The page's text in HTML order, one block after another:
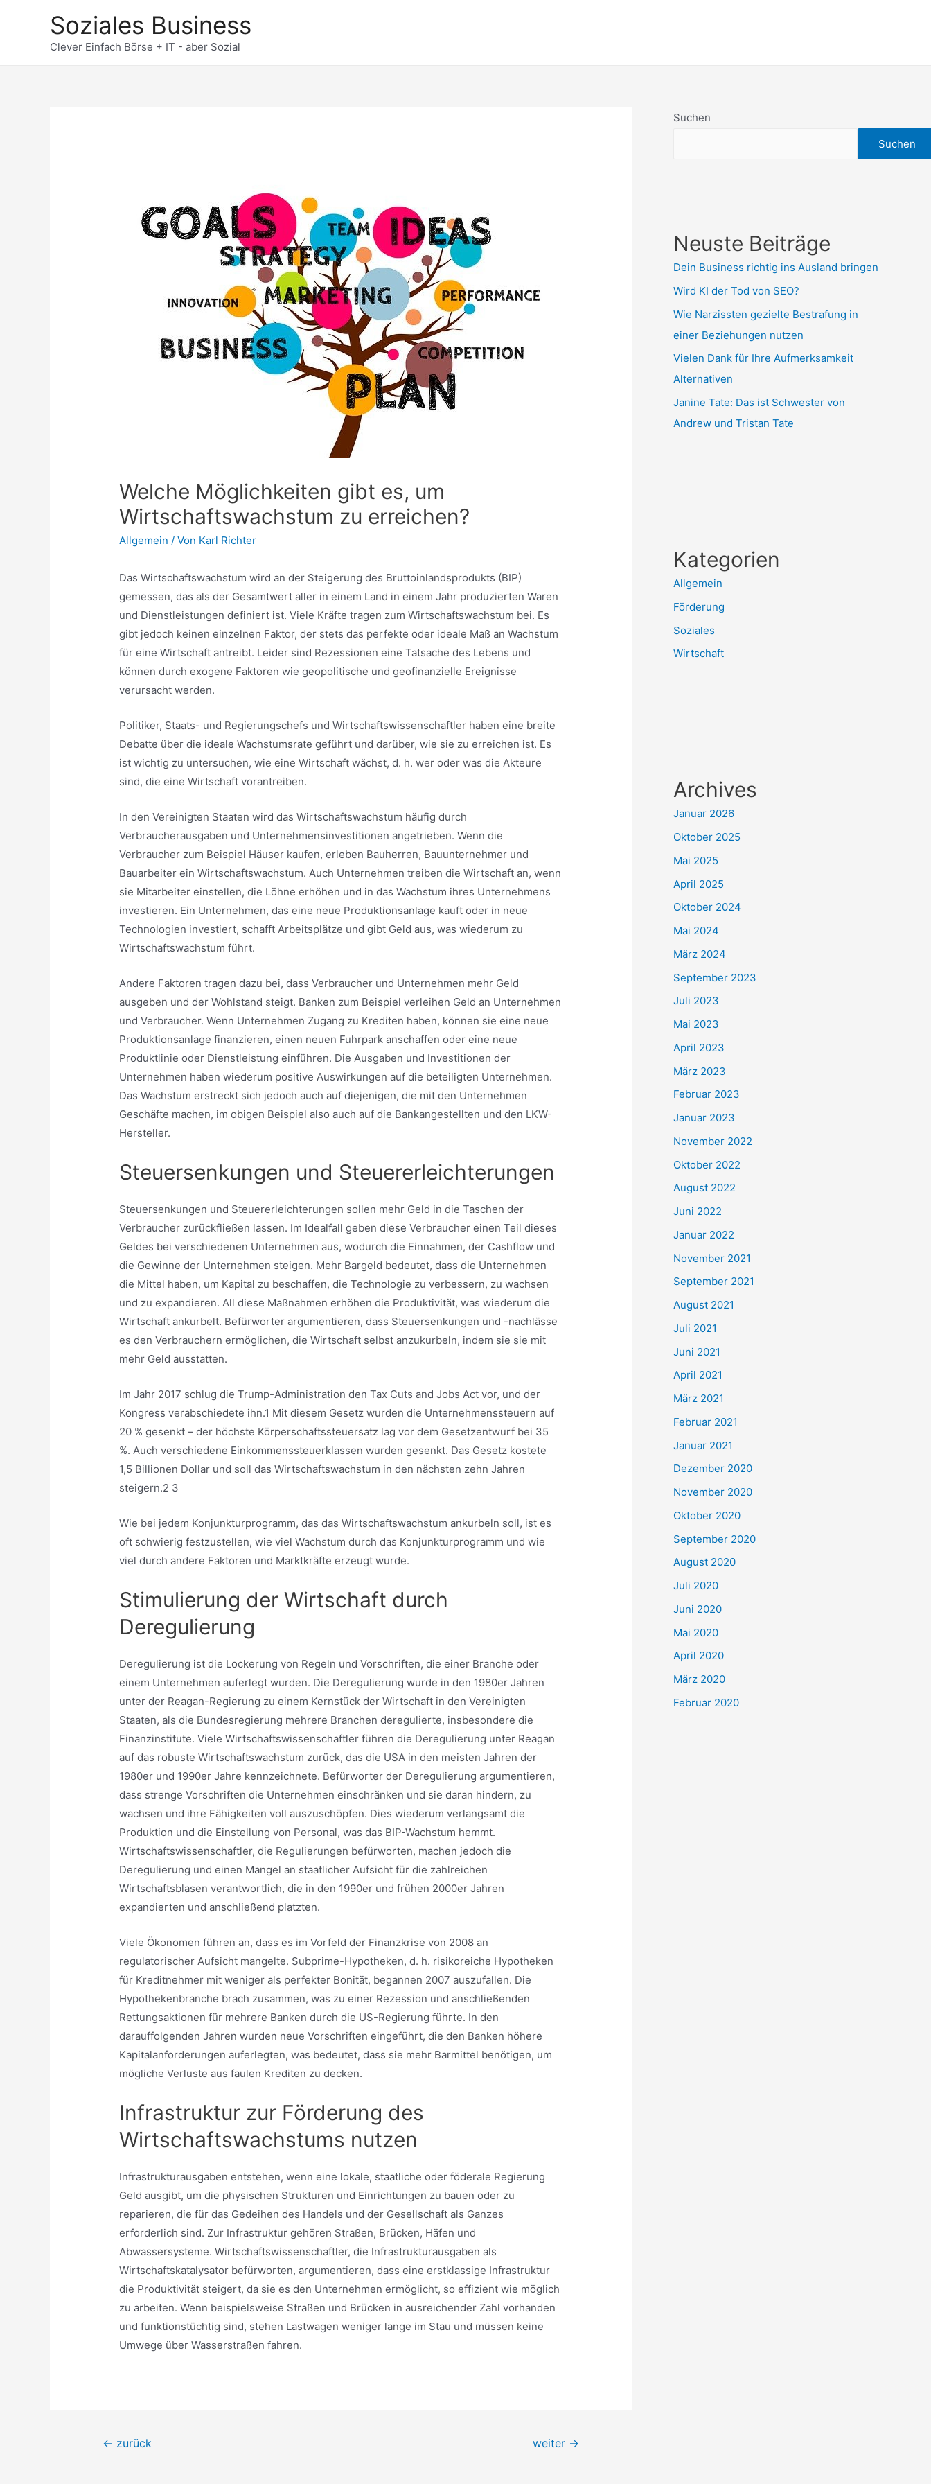
Soziales Business
Clever Einfach Börse + IT - aber Sozial
Welche Möglichkeiten gibt es, um
Wirtschaftswachstum zu erreichen?
Allgemein / Von Karl Richter
Das Wirtschaftswachstum wird an der Steigerung des Bruttoinlandsprodukts (BIP)
gemessen, das als der Gesamtwert aller in einem Land in einem Jahr produzierten Waren
und Dienstleistungen definiert ist. Viele Kräfte tragen zum Wirtschaftswachstum bei. Es
gibt jedoch keinen einzelnen Faktor, der stets das perfekte oder ideale Maß an Wachstum
für eine Wirtschaft antreibt. Leider sind Rezessionen eine Tatsache des Lebens und
können durch exogene Faktoren wie geopolitische und geofinanzielle Ereignisse
verursacht werden.
Politiker, Staats- und Regierungschefs und Wirtschaftswissenschaftler haben eine breite
Debatte über die ideale Wachstumsrate geführt und darüber, wie sie zu erreichen ist. Es
ist wichtig zu untersuchen, wie eine Wirtschaft wächst, d. h. wer oder was die Akteure
sind, die eine Wirtschaft vorantreiben.
In den Vereinigten Staaten wird das Wirtschaftswachstum häufig durch
Verbraucherausgaben und Unternehmensinvestitionen angetrieben. Wenn die
Verbraucher zum Beispiel Häuser kaufen, erleben Bauherren, Bauunternehmer und
Bauarbeiter ein Wirtschaftswachstum. Auch Unternehmen treiben die Wirtschaft an, wenn
sie Mitarbeiter einstellen, die Löhne erhöhen und in das Wachstum ihres Unternehmens
investieren. Ein Unternehmen, das eine neue Produktionsanlage kauft oder in neue
Technologien investiert, schafft Arbeitsplätze und gibt Geld aus, was wiederum zu
Wirtschaftswachstum führt.
Andere Faktoren tragen dazu bei, dass Verbraucher und Unternehmen mehr Geld
ausgeben und der Wohlstand steigt. Banken zum Beispiel verleihen Geld an Unternehmen
und Verbraucher. Wenn Unternehmen Zugang zu Krediten haben, können sie eine neue
Produktionsanlage finanzieren, einen neuen Fuhrpark anschaffen oder eine neue
Produktlinie oder Dienstleistung einführen. Die Ausgaben und Investitionen der
Unternehmen haben wiederum positive Auswirkungen auf die beteiligten Unternehmen.
Das Wachstum erstreckt sich jedoch auch auf diejenigen, die mit den Unternehmen
Geschäfte machen, im obigen Beispiel also auch auf die Bankangestellten und den LKW-
Hersteller.
Steuersenkungen und Steuererleichterungen
Steuersenkungen und Steuererleichterungen sollen mehr Geld in die Taschen der
Verbraucher zurückfließen lassen. Im Idealfall geben diese Verbraucher einen Teil dieses
Geldes bei verschiedenen Unternehmen aus, wodurch die Einnahmen, der Cashflow und
die Gewinne der Unternehmen steigen. Mehr Bargeld bedeutet, dass die Unternehmen
die Mittel haben, um Kapital zu beschaffen, die Technologie zu verbessern, zu wachsen
und zu expandieren. All diese Maßnahmen erhöhen die Produktivität, was wiederum die
Wirtschaft ankurbelt. Befürworter argumentieren, dass Steuersenkungen und -nachlässe
es den Verbrauchern ermöglichen, die Wirtschaft selbst anzukurbeln, indem sie sie mit
mehr Geld ausstatten.
Im Jahr 2017 schlug die Trump-Administration den Tax Cuts and Jobs Act vor, und der
Kongress verabschiedete ihn.1 Mit diesem Gesetz wurden die Unternehmenssteuern auf
20 % gesenkt – der höchste Körperschaftssteuersatz lag vor dem Gesetzentwurf bei 35
%. Auch verschiedene Einkommenssteuerklassen wurden gesenkt. Das Gesetz kostete
1,5 Billionen Dollar und soll das Wirtschaftswachstum in den nächsten zehn Jahren
steigern.2 3
Wie bei jedem Konjunkturprogramm, das das Wirtschaftswachstum ankurbeln soll, ist es
oft schwierig festzustellen, wie viel Wachstum durch das Konjunkturprogramm und wie
viel durch andere Faktoren und Marktkräfte erzeugt wurde.
Stimulierung der Wirtschaft durch
Deregulierung
Deregulierung ist die Lockerung von Regeln und Vorschriften, die einer Branche oder
einem Unternehmen auferlegt wurden. Die Deregulierung wurde in den 1980er Jahren
unter der Reagan-Regierung zu einem Kernstück der Wirtschaft in den Vereinigten
Staaten, als die Bundesregierung mehrere Branchen deregulierte, insbesondere die
Finanzinstitute. Viele Wirtschaftswissenschaftler führen die Deregulierung unter Reagan
auf das robuste Wirtschaftswachstum zurück, das die USA in den meisten Jahren der
1980er und 1990er Jahre kennzeichnete. Befürworter der Deregulierung argumentieren,
dass strenge Vorschriften die Unternehmen einschränken und sie daran hindern, zu
wachsen und ihre Fähigkeiten voll auszuschöpfen. Dies wiederum verlangsamt die
Produktion und die Einstellung von Personal, was das BIP-Wachstum hemmt.
Wirtschaftswissenschaftler, die Regulierungen befürworten, machen jedoch die
Deregulierung und einen Mangel an staatlicher Aufsicht für die zahlreichen
Wirtschaftsblasen verantwortlich, die in den 1990er und frühen 2000er Jahren
expandierten und anschließend platzten.
Viele Ökonomen führen an, dass es im Vorfeld der Finanzkrise von 2008 an
regulatorischer Aufsicht mangelte. Subprime-Hypotheken, d. h. risikoreiche Hypotheken
für Kreditnehmer mit weniger als perfekter Bonität, begannen 2007 auszufallen. Die
Hypothekenbranche brach zusammen, was zu einer Rezession und anschließenden
Rettungsaktionen für mehrere Banken durch die US-Regierung führte. In den
darauffolgenden Jahren wurden neue Vorschriften eingeführt, die den Banken höhere
Kapitalanforderungen auferlegten, was bedeutet, dass sie mehr Barmittel benötigen, um
mögliche Verluste aus faulen Krediten zu decken.
Infrastruktur zur Förderung des
Wirtschaftswachstums nutzen
Infrastrukturausgaben entstehen, wenn eine lokale, staatliche oder föderale Regierung
Geld ausgibt, um die physischen Strukturen und Einrichtungen zu bauen oder zu
reparieren, die für das Gedeihen des Handels und der Gesellschaft als Ganzes
erforderlich sind. Zur Infrastruktur gehören Straßen, Brücken, Häfen und
Abwassersysteme. Wirtschaftswissenschaftler, die Infrastrukturausgaben als
Wirtschaftskatalysator befürworten, argumentieren, dass eine erstklassige Infrastruktur
die Produktivität steigert, da sie es den Unternehmen ermöglicht, so effizient wie möglich
zu arbeiten. Wenn beispielsweise Straßen und Brücken in ausreichender Zahl vorhanden
und funktionstüchtig sind, stehen Lastwagen weniger lange im Stau und müssen keine
Umwege über Wasserstraßen fahren.
Beitragsnavigation
← zurück weiter →
Suchen
Suchen
Neuste Beiträge
Dein Business richtig ins Ausland bringen
Wird KI der Tod von SEO?
Wie Narzissten gezielte Bestrafung in
einer Beziehungen nutzen
Vielen Dank für Ihre Aufmerksamkeit
Alternativen
Janine Tate: Das ist Schwester von
Andrew und Tristan Tate
Kategorien
Allgemein
Förderung
Soziales
Wirtschaft
Archives
Januar 2026
Oktober 2025
Mai 2025
April 2025
Oktober 2024
Mai 2024
März 2024
September 2023
Juli 2023
Mai 2023
April 2023
März 2023
Februar 2023
Januar 2023
November 2022
Oktober 2022
August 2022
Juni 2022
Januar 2022
November 2021
September 2021
August 2021
Juli 2021
Juni 2021
April 2021
März 2021
Februar 2021
Januar 2021
Dezember 2020
November 2020
Oktober 2020
September 2020
August 2020
Juli 2020
Juni 2020
Mai 2020
April 2020
März 2020
Februar 2020